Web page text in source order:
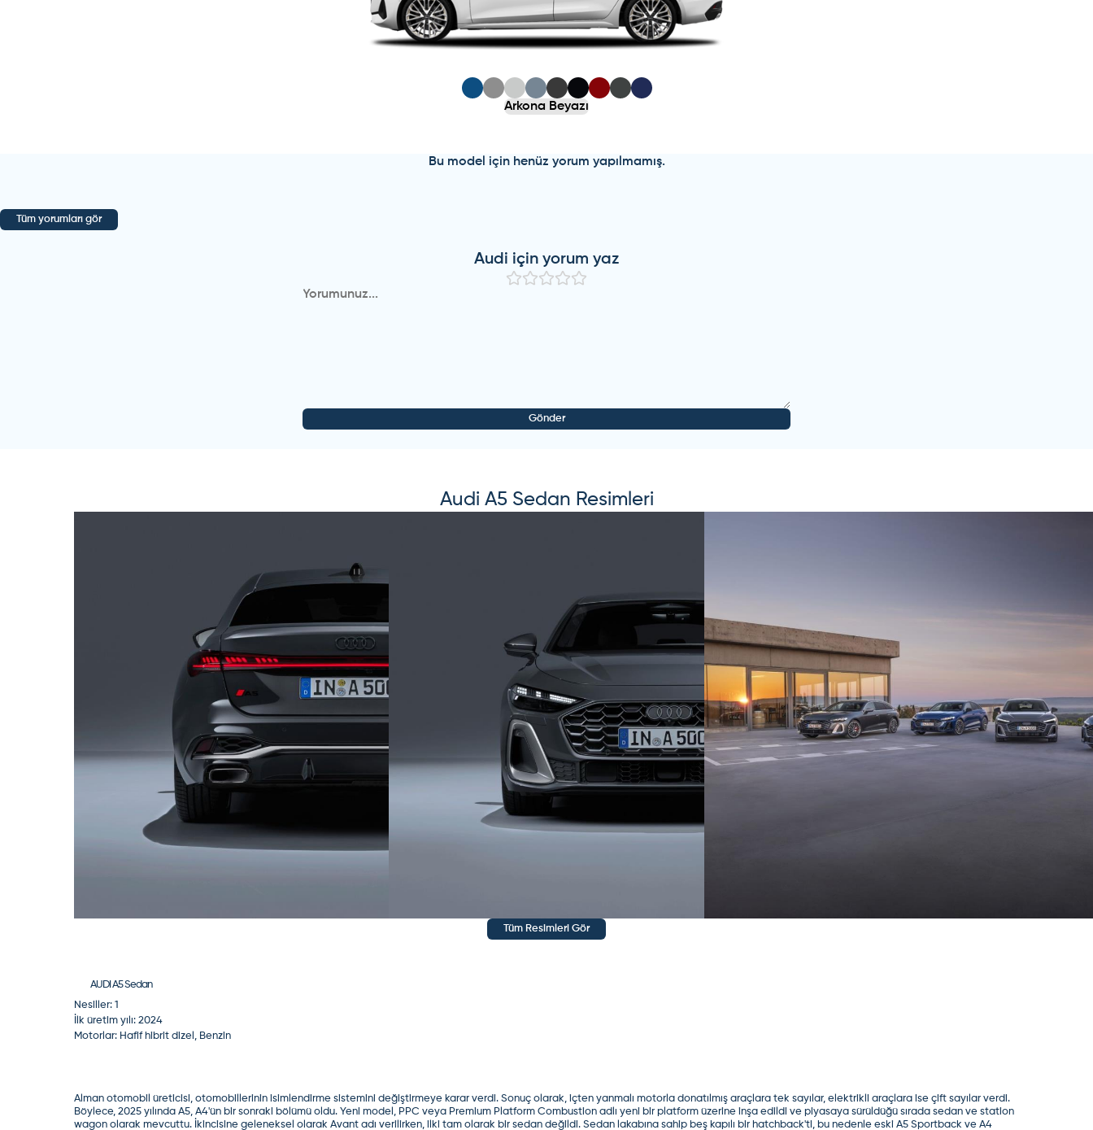
Arkona Beyazı
Bu model için henüz yorum yapılmamış.
Tüm yorumları gör
Audi için yorum yaz
Gönder
Audi A5 Sedan Resimleri
Tüm Resimleri Gör
AUDI A5 Sedan
Nesiller: 1
İlk üretim yılı: 2024
Motorlar: Hafif hibrit dizel, Benzin
Alman otomobil üreticisi, otomobillerinin isimlendirme sistemini değiştirmeye karar verdi. Sonuç olarak, içten yanmalı motorla donatılmış araçlara tek sayılar, elektrikli araçlara ise çift sayılar verdi.
Böylece, 2025 yılında A5, A4'ün bir sonraki bölümü oldu. Yeni model, PPC veya Premium Platform Combustion adlı yeni bir platform üzerine inşa edildi ve piyasaya sürüldüğü sırada sedan ve station
wagon olarak mevcuttu. İkincisine geleneksel olarak Avant adı verilirken, ilki tam olarak bir sedan değildi. Sedan lakabına sahip beş kapılı bir hatchback'ti, bu nedenle eski A5 Sportback ve A4